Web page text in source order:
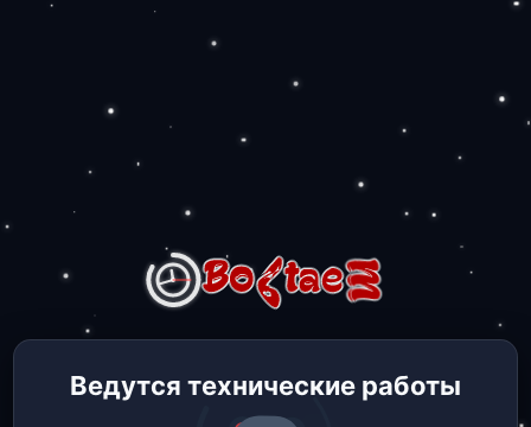
Ведутся технические работы